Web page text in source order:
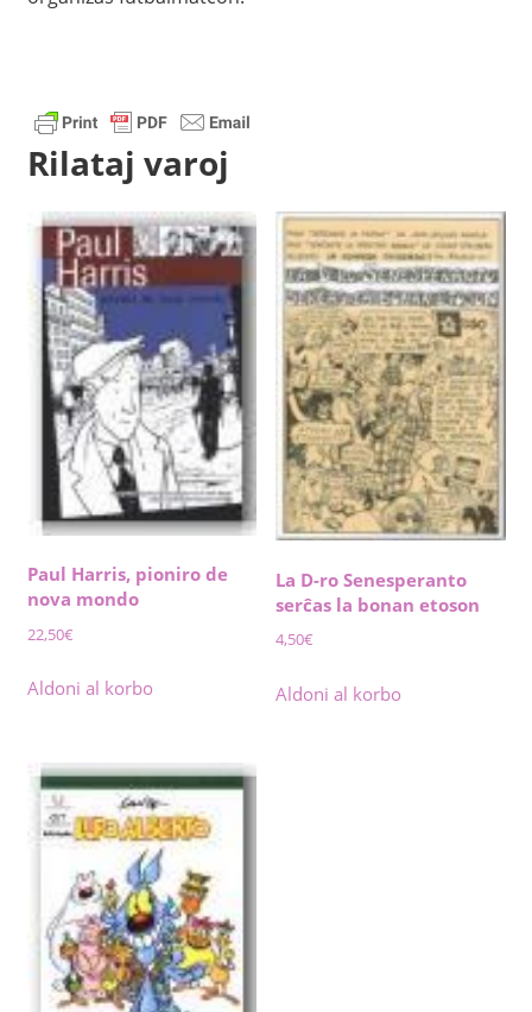
Rilataj varoj
Paul Harris, pioniro de
nova mondo
22,50€
Aldoni al korbo
La D-ro Senesperanto
serĉas la bonan etoson
4,50€
Aldoni al korbo